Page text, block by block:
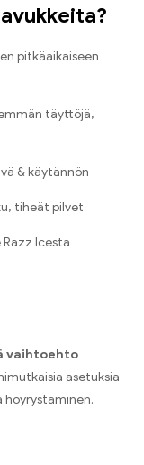
pitkäaikaiseen
täyttöjä,
& käytännön
tiheät pilvet
Razz Icesta
vaihtoehto
​​asetuksia
höyrystäminen.